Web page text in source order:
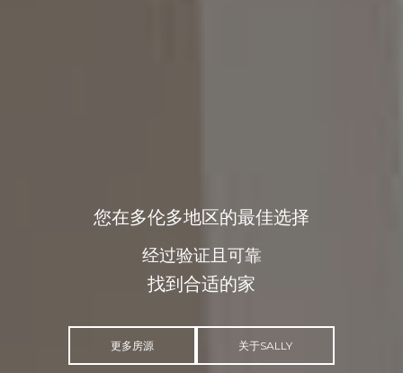
100%的满意度
专业精神
了解更多关于我的信息
更多房源 关于SALLY